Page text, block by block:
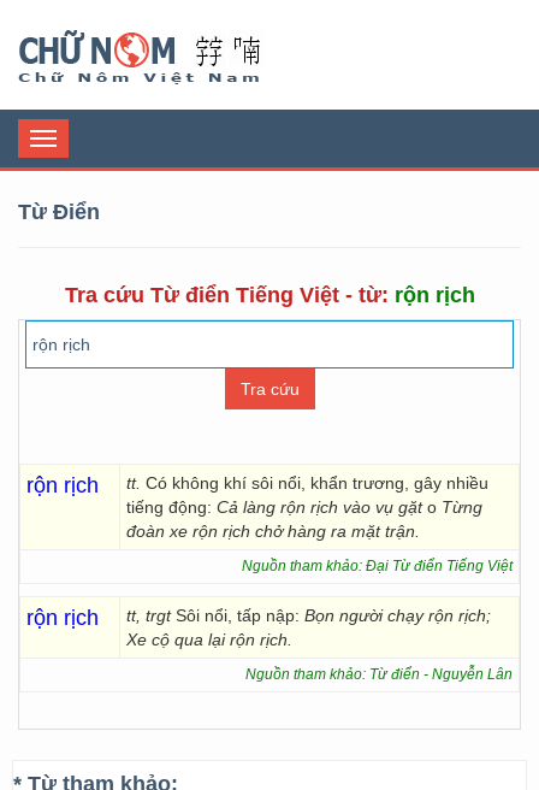
Toggle
navigation
Từ Điển
Tra cứu Từ điển Tiếng Việt - từ: rộn rịch
rộn rịch tt. Có không khí sôi nổi, khẩn trương, gây nhiều
tiếng động: Cả làng rộn rịch vào vụ gặto Từng
đoàn xe rộn rịch chở hàng ra mặt trận.
Nguồn tham khảo: Đại Từ điển Tiếng Việt
rộn rịch tt, trgtSôi nổi, tấp nập: Bọn người chạy rộn rịch;
Xe cộ qua lại rộn rịch.
Nguồn tham khảo: Từ điển - Nguyễn Lân
* Từ tham khảo: